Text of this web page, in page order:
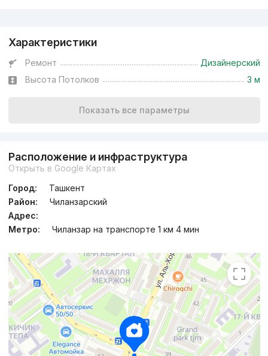
Характеристики
Ремонт
Дизайнерский
Высота Потолков
3 м
Показать все параметры
Расположение и инфраструктура
Открыть в Google Картах
Город:
Ташкент
Район:
Чиланзарский
Адрес:
Метро:
Чиланзар на транспорте 1 км 4 мин